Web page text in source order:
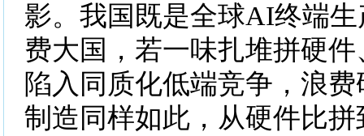
影。我国既是全球AI终端
费大国，若一味扎堆拼硬
陷入同质化低端竞争，浪
制造同样如此，从硬件比